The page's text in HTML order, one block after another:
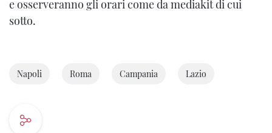
e osserveranno gli orari come da mediakit di cui
sotto.
Napoli Roma Campania Lazio